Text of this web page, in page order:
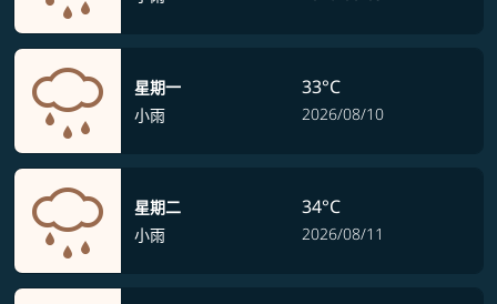
星期一
小雨
33°C
2026/08/10
星期二
小雨
34°C
2026/08/11